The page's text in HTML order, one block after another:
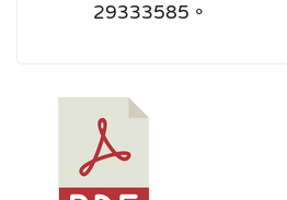
29333585。